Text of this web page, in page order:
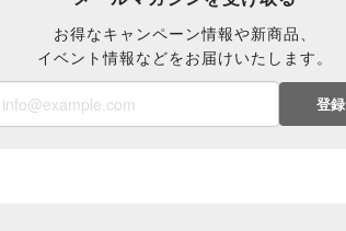
お得なキャンペーン情報や新商品、
イベント情報などをお届けいたします。
登録